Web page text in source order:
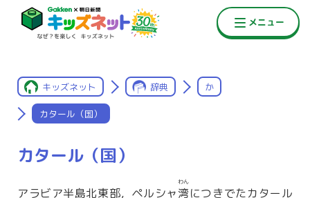
キッズネット 辞典 か
カタール（国）
カタール（国）
アラビア半島北東部，ペルシャ湾
わん
につきでたカタール